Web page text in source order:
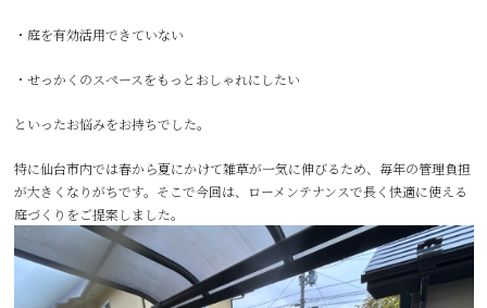
・庭を有効活用できていない
・せっかくのスペースをもっとおしゃれにしたい
といったお悩みをお持ちでした。
特に仙台市内では春から夏にかけて雑草が一気に伸びるため、毎年の管理負担
が大きくなりがちです。そこで今回は、ローメンテナンスで長く快適に使える
庭づくりをご提案しました。